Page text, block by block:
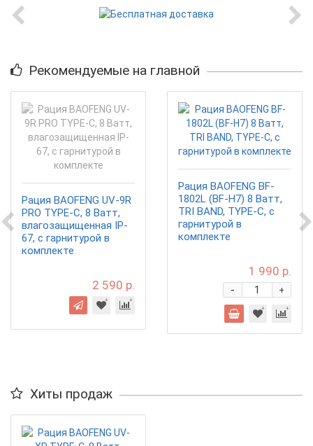
Рекомендуемые на главной
Рация BAOFENG UV-9R
PRO TYPE-C, 8 Ватт,
влагозащищенная IP-
67, с гарнитурой в
комплекте
2 590 р.
Рация BAOFENG BF-
1802L (BF-H7) 8 Ватт,
TRI BAND, TYPE-C, с
гарнитурой в
комплекте
1 990 р.
+
-
Хиты продаж